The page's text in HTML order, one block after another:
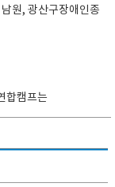
원, 광산구장애인종
합캠프는